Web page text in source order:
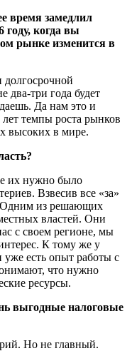
время замедлил
году, когда вы
рынке изменится в
два-три года будет
Да нам это и
темпы роста рынков
высоких в мире.
их нужно было
Взвесив все «за»
Одним из решающих
властей. Они
с своем регионе, мы
К тому же у
уже есть опыт работы с
что нужно
ресурсы.
выгодные налоговые
Но не главный.